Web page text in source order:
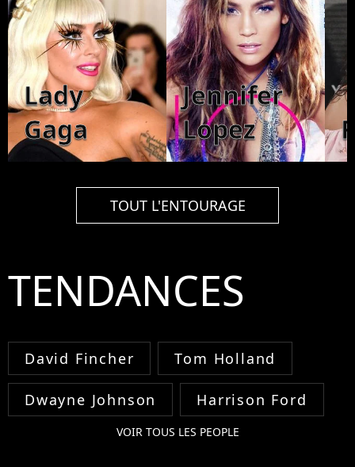
Lady
Gaga
Jennifer
Lopez
TOUT L'ENTOURAGE
TENDANCES
David Fincher Tom Holland
Dwayne Johnson Harrison Ford
VOIR TOUS LES PEOPLE